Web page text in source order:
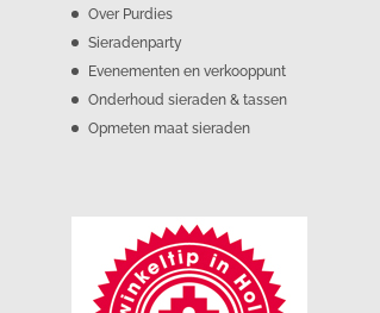
Over Purdies
Sieradenparty
Evenementen en verkooppunt
Onderhoud sieraden & tassen
Opmeten maat sieraden